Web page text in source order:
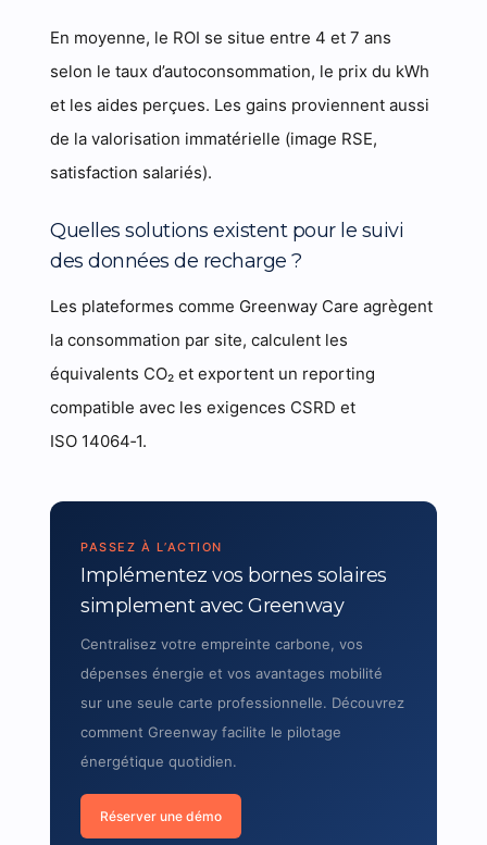
En moyenne, le ROI se situe entre 4 et 7 ans
selon le taux d’autoconsommation, le prix du kWh
et les aides perçues. Les gains proviennent aussi
de la valorisation immatérielle (image RSE,
satisfaction salariés).
Quelles solutions existent pour le suivi
des données de recharge ?
Les plateformes comme Greenway Care agrègent
la consommation par site, calculent les
équivalents CO₂ et exportent un reporting
compatible avec les exigences CSRD et
ISO 14064‑1.
PASSEZ À L’ACTION
Implémentez vos bornes solaires
simplement avec Greenway
Centralisez votre empreinte carbone, vos
dépenses énergie et vos avantages mobilité
sur une seule carte professionnelle. Découvrez
comment Greenway facilite le pilotage
énergétique quotidien.
Réserver une démo